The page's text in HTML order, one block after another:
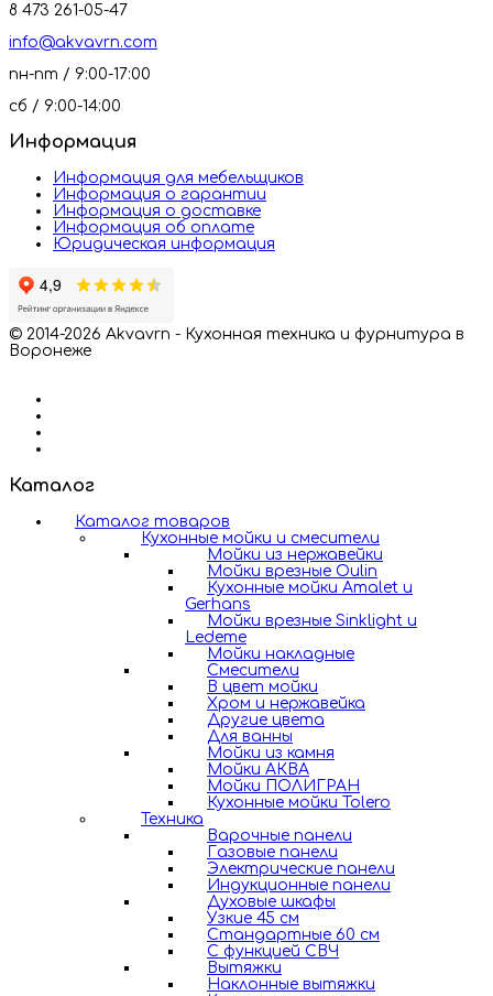
8 473 261-05-47
info@akvavrn.com
пн-пт / 9:00-17:00
сб / 9:00-14:00
Информация
Информация для мебельщиков
Информация о гарантии
Информация о доставке
Информация об оплате
Юридическая информация
© 2014-2026 Akvavrn - Кухонная техника и фурнитура в
Воронеже
Каталог
Каталог товаров
Кухонные мойки и смесители
Мойки из нержавейки
Мойки врезные Oulin
Кухонные мойки Amalet и
Gerhans
Мойки врезные Sinklight и
Ledeme
Мойки накладные
Смесители
В цвет мойки
Хром и нержавейка
Другие цвета
Для ванны
Мойки из камня
Мойки АКВА
Мойки ПОЛИГРАН
Кухонные мойки Tolero
Техника
Варочные панели
Газовые панели
Электрические панели
Индукционные панели
Духовые шкафы
Узкие 45 см
Стандартные 60 см
С функцией СВЧ
Вытяжки
Наклонные вытяжки